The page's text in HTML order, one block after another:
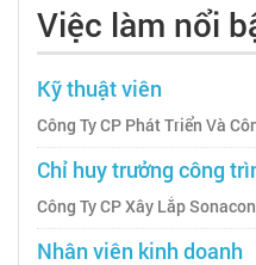
Việc làm nổi
Kỹ thuật viên
Công Ty CP Phát Triển Và
Chỉ huy trưởng công
Công Ty CP Xây Lắp
Nhân viên kinh doanh